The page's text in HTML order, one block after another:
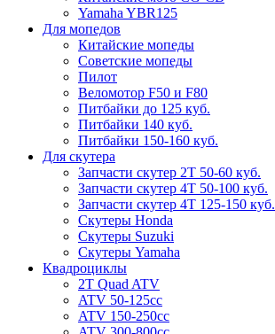
Yamaha YBR125
Для мопедов
Китайские мопеды
Советские мопеды
Пилот
Веломотор F50 и F80
Питбайки до 125 куб.
Питбайки 140 куб.
Питбайки 150-160 куб.
Для скутера
Запчасти скутер 2Т 50-60 куб.
Запчасти скутер 4Т 50-100 куб.
Запчасти скутер 4Т 125-150 куб.
Скутеры Honda
Скутеры Suzuki
Скутеры Yamaha
Квадроциклы
2T Quad ATV
ATV 50-125cc
ATV 150-250cc